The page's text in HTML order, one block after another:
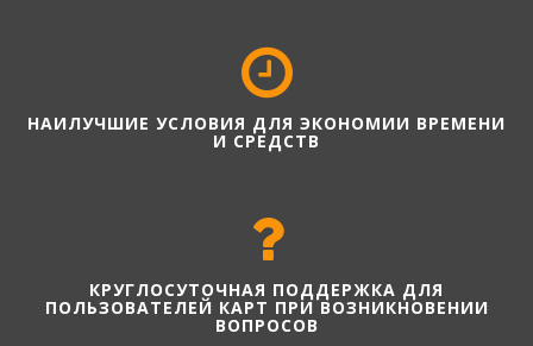
НАИЛУЧШИЕ УСЛОВИЯ ДЛЯ ЭКОНОМИИ ВРЕМЕНИ
И СРЕДСТВ
КРУГЛОСУТОЧНАЯ ПОДДЕРЖКА ДЛЯ
ПОЛЬЗОВАТЕЛЕЙ КАРТ ПРИ ВОЗНИКНОВЕНИИ
ВОПРОСОВ